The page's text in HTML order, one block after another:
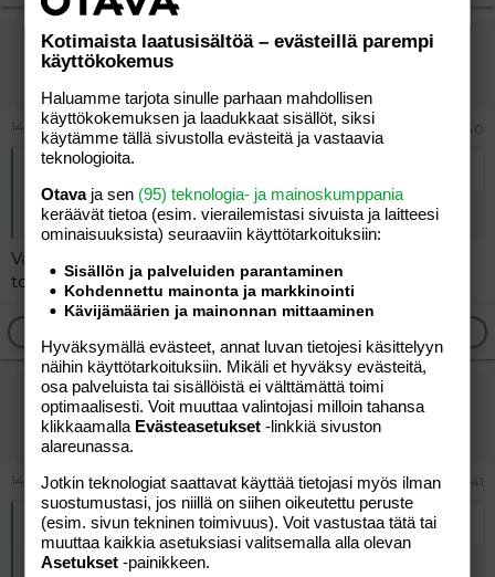
vierailija
Vieras
14.05.2026 #308 940
Alkuperäinen kirjoittaja
Vahvistus. Alkoi mummelilla päiväuniaika, kun piti
todisteita laittaa pöytään.
vierailija
Vieras
14.05.2026 #308 941
Alkuperäinen kirjoittajavierailija:
No enpä ole kuullut et ois kysyttykään, en muista kuin
Kotimaista laatusisältöä – evästeillä parempi
käyttökokemus
Haluamme tarjota sinulle parhaan mahdollisen
käyttökokemuksen ja laadukkaat sisällöt, siksi
käytämme tällä sivustolla evästeitä ja vastaavia
teknologioita.
Otavaja sen (95) teknologia- ja mainoskumppania
keräävät tietoa (esim. vierailemis­tasi sivuista ja laitteesi
ominaisuuk­sista) seuraaviin käyttötarkoituksiin:
Sisällön ja palveluiden parantaminen
Kohdennettu mainonta ja markkinointi
Kävijämäärien ja mainonnan mittaaminen
Hyväksymällä evästeet, annat luvan tietojesi käsittelyyn
näihin käyttötarkoituksiin. Mikäli et hyväksy evästeitä,
osa palveluista tai sisällöistä ei välttämättä toimi
optimaalisesti. Voit muuttaa valintojasi milloin tahansa
klikkaamalla Evästeasetukset -linkkiä sivuston
alareunassa.
Jotkin teknologiat saattavat käyttää tietojasi myös ilman
suostumustasi, jos niillä on siihen oikeutettu peruste
(esim. sivun tekninen toimivuus). Voit vastustaa tätä tai
muuttaa kaikkia asetuksiasi valitsemalla alla olevan
Asetukset -painikkeen.